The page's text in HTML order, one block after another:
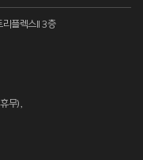
플렉스II 3층
무),